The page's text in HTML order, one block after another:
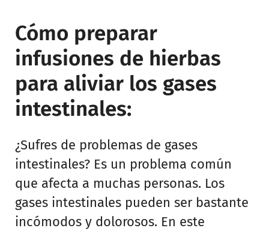
Cómo preparar
infusiones de hierbas
para aliviar los gases
intestinales:
¿Sufres de problemas de gases
intestinales? Es un problema común
que afecta a muchas personas. Los
gases intestinales pueden ser bastante
incómodos y dolorosos. En este